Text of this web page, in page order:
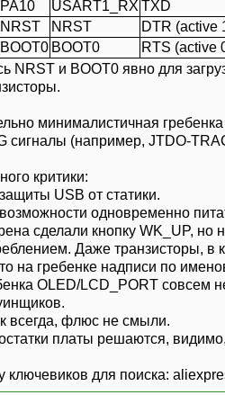
PA10 USART1_RX TXD
NRST NRST
DTR (active
BOOT0 BOOT0
RTS (active
NRST и BOOT0 явно для
минималистичная
сигналы (например, JTDO-
критики:
USB от статики.
одновременно
сделали кнопку WK_UP, но
Даже транзисторы, в
на гребенке надписи по
OLED/LCD_PORT совсем
всегда, флюс не смыли.
платы решаются,
ключевиков для поиска: